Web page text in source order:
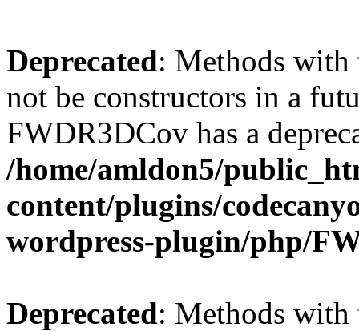
Deprecated: Methods with
not be constructors in a
FWDR3DCov has a
/home/amldon5/
content/plugins/
wordpress-plugin/php/
Deprecated: Methods with